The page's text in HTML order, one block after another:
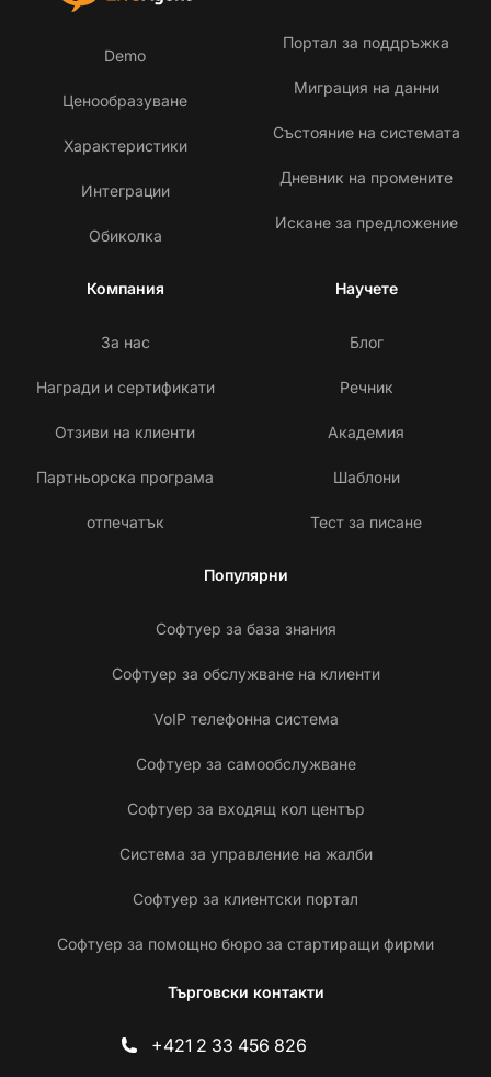
Demo
Ценообразуване
Характеристики
Интеграции
Обиколка
Портал за поддръжка
Миграция на данни
Състояние на системата
Дневник на промените
Искане за предложение
Компания
За нас
Награди и сертификати
Отзиви на клиенти
Партньорска програма
отпечатък
Научете
Блог
Речник
Академия
Шаблони
Тест за писане
Популярни
Софтуер за база знания
Софтуер за обслужване на клиенти
VoIP телефонна система
Софтуер за самообслужване
Софтуер за входящ кол център
Система за управление на жалби
Софтуер за клиентски портал
Софтуер за помощно бюро за стартиращи фирми
Търговски контакти
+421 2 33 456 826